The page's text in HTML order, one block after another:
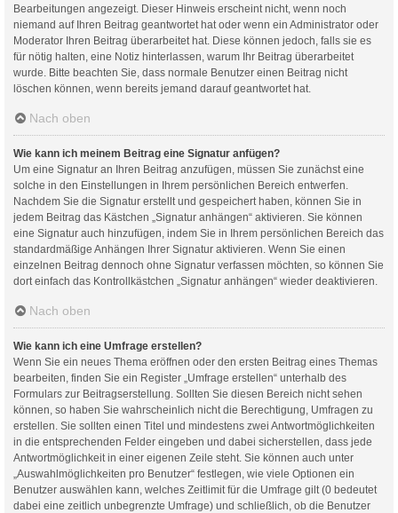
Bearbeitungen angezeigt. Dieser Hinweis erscheint nicht, wenn noch
niemand auf Ihren Beitrag geantwortet hat oder wenn ein Administrator oder
Moderator Ihren Beitrag überarbeitet hat. Diese können jedoch, falls sie es
für nötig halten, eine Notiz hinterlassen, warum Ihr Beitrag überarbeitet
wurde. Bitte beachten Sie, dass normale Benutzer einen Beitrag nicht
löschen können, wenn bereits jemand darauf geantwortet hat.
Nach oben
Wie kann ich meinem Beitrag eine Signatur anfügen?
Um eine Signatur an Ihren Beitrag anzufügen, müssen Sie zunächst eine
solche in den Einstellungen in Ihrem persönlichen Bereich entwerfen.
Nachdem Sie die Signatur erstellt und gespeichert haben, können Sie in
jedem Beitrag das Kästchen „Signatur anhängen“ aktivieren. Sie können
eine Signatur auch hinzufügen, indem Sie in Ihrem persönlichen Bereich das
standardmäßige Anhängen Ihrer Signatur aktivieren. Wenn Sie einen
einzelnen Beitrag dennoch ohne Signatur verfassen möchten, so können Sie
dort einfach das Kontrollkästchen „Signatur anhängen“ wieder deaktivieren.
Nach oben
Wie kann ich eine Umfrage erstellen?
Wenn Sie ein neues Thema eröffnen oder den ersten Beitrag eines Themas
bearbeiten, finden Sie ein Register „Umfrage erstellen“ unterhalb des
Formulars zur Beitragserstellung. Sollten Sie diesen Bereich nicht sehen
können, so haben Sie wahrscheinlich nicht die Berechtigung, Umfragen zu
erstellen. Sie sollten einen Titel und mindestens zwei Antwortmöglichkeiten
in die entsprechenden Felder eingeben und dabei sicherstellen, dass jede
Antwortmöglichkeit in einer eigenen Zeile steht. Sie können auch unter
„Auswahlmöglichkeiten pro Benutzer“ festlegen, wie viele Optionen ein
Benutzer auswählen kann, welches Zeitlimit für die Umfrage gilt (0 bedeutet
dabei eine zeitlich unbegrenzte Umfrage) und schließlich, ob die Benutzer